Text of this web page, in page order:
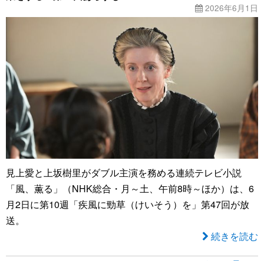
2026年6月1日
見上愛と上坂樹里がダブル主演を務める連続テレビ小説
「風、薫る」（NHK総合・月～土、午前8時～ほか）は、6
月2日に第10週「疾風に勁草（けいそう）を」第47回が放
送。
続きを読む